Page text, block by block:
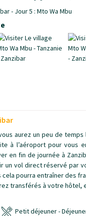
aurez un peu de
à l’aéroport pour vous
en fin de journée à
un vol direct réservé par
pourra entraîner des
transférés à votre hôtel,
Petit déjeuner -